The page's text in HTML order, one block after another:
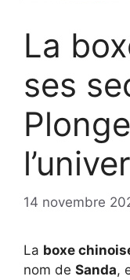
La
ses
14 novembre
La boxe
nom de Sanda,